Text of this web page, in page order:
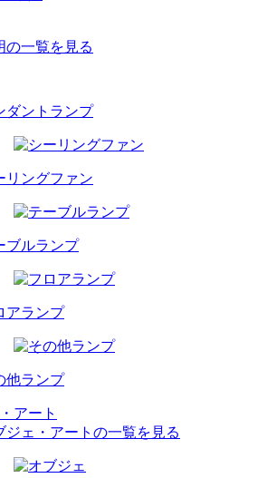
の一覧を見る
ダント ランプ
リングファン
ブルランプ
アランプ
他ランプ
アート
ジェ・アートの一覧を見る